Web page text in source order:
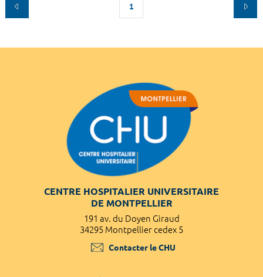
1
CENTRE HOSPITALIER UNIVERSITAIRE
DE MONTPELLIER
191 av. du Doyen Giraud
34295 Montpellier cedex 5
Contacter le CHU